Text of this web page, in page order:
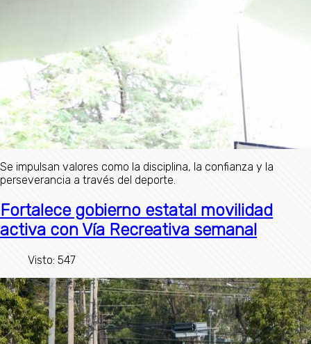
Se impulsan valores como la disciplina, la confianza y la
perseverancia a través del deporte.
Fortalece gobierno estatal movilidad
activa con Vía Recreativa semanal
Visto: 547